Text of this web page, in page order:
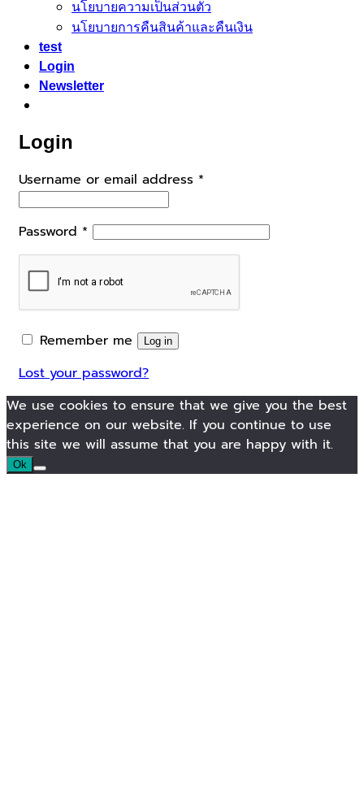
นโยบายความเป็นส่วนตัว
นโยบายการคืนสินค้าและคืนเงิน
test
Login
Newsletter
Login
Username or email address *
Password * Required
Remember me Log in
Lost your password?
We use cookies to ensure that we give you the best
experience on our website. If you continue to use
this site we will assume that you are happy with it.
Ok